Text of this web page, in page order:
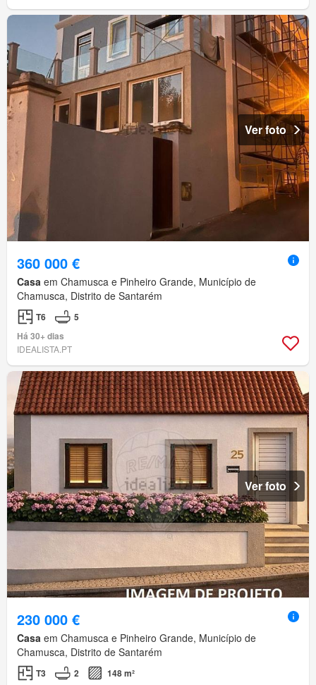
Ver foto
360 000 €
Casa em Chamusca e Pinheiro Grande, Município de
Chamusca, Distrito de Santarém
T6
5
Há 30+ dias
IDEALISTA.PT
Ver foto
230 000 €
Casa em Chamusca e Pinheiro Grande, Município de
Chamusca, Distrito de Santarém
T3 2
148 m²